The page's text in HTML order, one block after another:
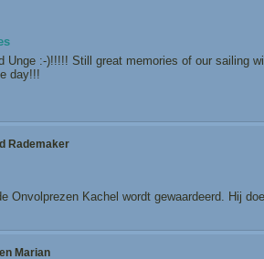
Unge :-)!!!!! Still great memories of our sailing
day!!!
Rademaker
Onvolprezen Kachel wordt gewaardeerd. Hij
Marian